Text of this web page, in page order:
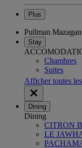
Plus
Pullman
Stay
Chambres
Suites
Afficher toutes
Dining
Dining
CITRON
LE